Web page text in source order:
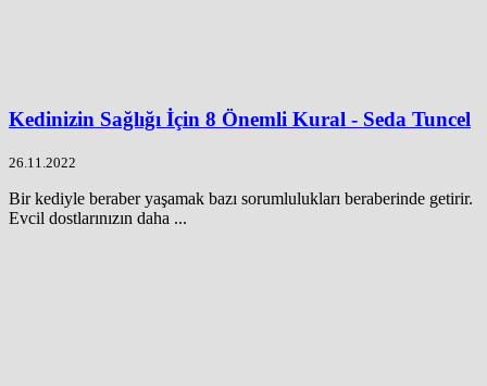
Kedinizin Sağlığı İçin 8 Önemli Kural - Seda Tuncel
26.11.2022
Bir kediyle beraber yaşamak bazı sorumlulukları beraberinde getirir.
Evcil dostlarınızın daha ...